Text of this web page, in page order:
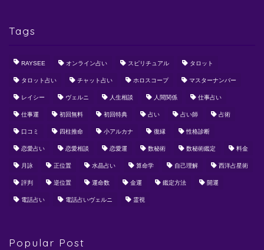
Tags
RAYSEE オンライン占い スピリチュアル タロット
タロット占い チャット占い ホロスコープ マスターナンバー
レイシー ヴェルニ 人生相談 人間関係 仕事占い
仕事運 初回無料 初回特典 占い 占い師 占術
口コミ 四柱推命 小アルカナ 復縁 性格診断
恋愛占い 恋愛相談 恋愛運 数秘術 数秘術鑑定 料金
月詠 正位置 水晶占い 算命学 自己理解 西洋占星術
評判 逆位置 運命数 金運 鑑定方法 開運
電話占い 電話占いヴェルニ 霊視
Popular Post